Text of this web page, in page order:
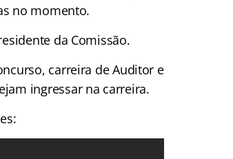
no momento.
da Comissão.
carreira de Auditor e
ingressar na carreira.